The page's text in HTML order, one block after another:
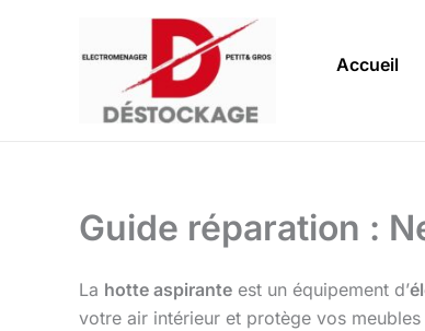
Accueil
Guide réparation :
La hotte aspirante est un équipement d’
votre air intérieur et protège vos